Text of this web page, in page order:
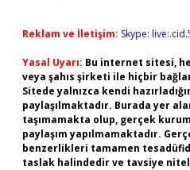
Reklam ve İletişim: Skype:
Yasal Uyarı: Bu internet sitesi,
veya şahıs şirketi ile hiçbir
Sitede yalnızca kendi
paylaşılmaktadır. Burada yer
taşımamakta olup, gerçek
paylaşım yapılmamaktadır.
benzerlikleri tamamen
taslak halindedir ve tavsiye